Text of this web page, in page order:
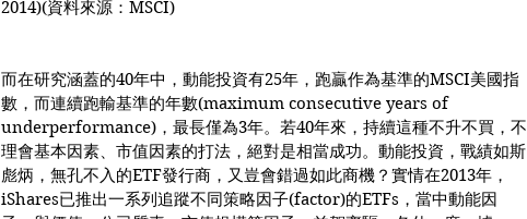
2014)(資料來源：MSCI)
而在研究涵蓋的40年中，動能投資有25年，跑贏作為基準的MSCI美國指
數，而連續跑輸基準的年數(maximum consecutive years of
underperformance)，最長僅為3年。若40年來，持續這種不升不買，不
理會基本因素、市值因素的打法，絕對是相當成功。動能投資，戰績如斯
彪炳，無孔不入的ETF發行商，又豈會錯過如此商機？實情在2013年，
iShares已推出一系列追蹤不同策略因子(factor)的ETFs，當中動能因